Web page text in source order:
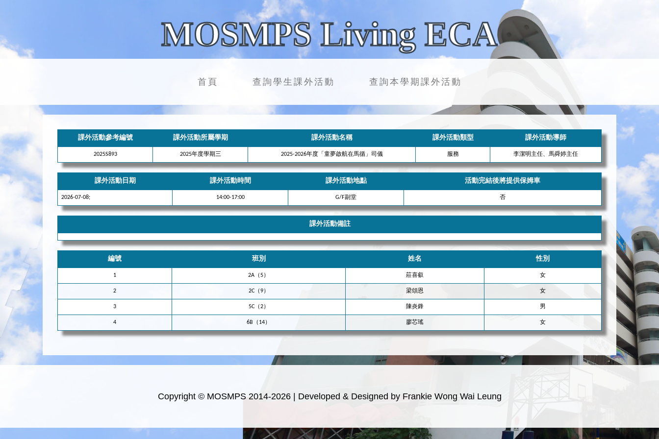
MOSMPS Living ECA
首頁 查詢學生課外活動 查詢本學期課外活動
課外活動參考編號 課外活動所屬學期 課外活動名稱 課外活動類型 課外活動導師
2025S893 2025年度學期三 2025-2026年度「童夢啟航在馬循」司儀 服務 李潔明主任、馬舜婷主任
課外活動日期 課外活動時間 課外活動地點 活動完結後將提供保姆車
2026-07-08; 14:00-17:00 G/F副堂 否
課外活動備註
編號 班別 姓名 性別
1 2A（5） 莊喜叡 女
2 2C（9） 梁頌恩 女
3 5C（2） 陳炎鋒 男
4 6B（14） 廖芯瑤 女
Copyright © MOSMPS 2014-2026 | Developed & Designed by Frankie Wong Wai Leung